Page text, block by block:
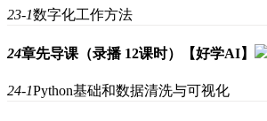
23-1数字化工作方法
24章先导课（录播 12课时）【好学AI】
24-1Python基础和数据清洗与可视化